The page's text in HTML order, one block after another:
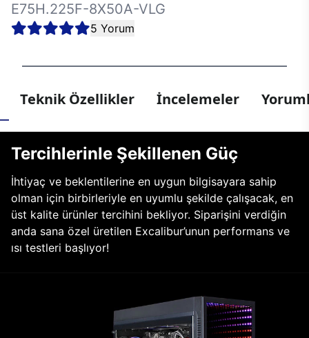
E75H.225F-8X50A-VLG
5 Yorum
Teknik Özellikler İncelemeler
Tercihlerinle Şekillenen Güç
İhtiyaç ve beklentilerine en uygun bilgisayara sahip
olman için birbirleriyle en uyumlu şekilde çalışacak, en
üst kalite ürünler tercihini bekliyor. Siparişini verdiğin
anda sana özel üretilen Excalibur’unun performans ve
ısı testleri başlıyor!